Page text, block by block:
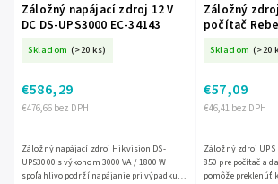
Záložný napájací zdroj 12 V
DC DS-UPS3000 EC-34143
Skladom (>20 ks)
€476,66 bez DPH
€586,29
Záložný napájací zdroj Hikvision DS-
UPS3000 s výkonom 3000 VA / 1800 W
spoľahlivo podrží napájanie pri výpadku
Záložný
počítač
Skladom (>20
€46,41 bez DPH
€57,09
Záložný zdroj UPS
850 pre počítač a
pomôže preklenúť